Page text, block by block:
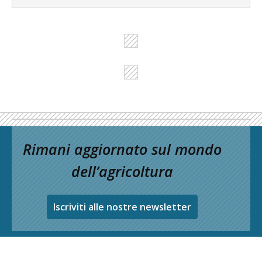
Rimani aggiornato sul mondo
dell’agricoltura
Iscriviti alle nostre newsletter